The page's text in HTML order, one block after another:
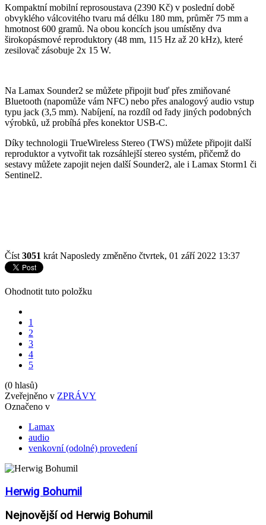
Kompaktní mobilní reprosoustava (2390 Kč) v poslední době
obvyklého válcovitého tvaru má délku 180 mm, průměr 75 mm a
hmotnost 600 gramů. Na obou koncích jsou umístěny dva
širokopásmové reproduktory (48 mm, 115 Hz až 20 kHz), které
zesilovač zásobuje 2x 15 W.
Na Lamax Sounder2 se můžete připojit buď přes zmiňované
Bluetooth (napomůže vám NFC) nebo přes analogový audio vstup
typu jack (3,5 mm). Nabíjení, na rozdíl od řady jiných podobných
výrobků, už probíhá přes konektor USB-C.
Díky technologii TrueWireless Stereo (TWS) můžete připojit další
reproduktor a vytvořit tak rozsáhlejší stereo systém, přičemž do
sestavy můžete zapojit nejen další Sounder2, ale i Lamax Storm1 či
Sentinel2.
Číst 3051 krát Naposledy změněno čtvrtek, 01 září 2022 13:37
Ohodnotit tuto položku
1
2
3
4
5
(0 hlasů)
Zveřejněno v ZPRÁVY
Označeno v
Lamax
audio
venkovní (odolné) provedení
Herwig Bohumil
Nejnovější od Herwig Bohumil